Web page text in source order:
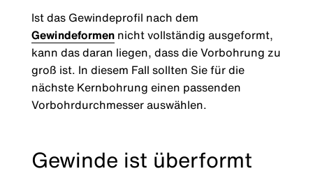
Ist das Gewindeprofil nach dem
Gewindeformen nicht vollständig ausgeformt,
kann das daran liegen, dass die Vorbohrung zu
groß ist. In diesem Fall sollten Sie für die
nächste Kernbohrung einen passenden
Vorbohrdurchmesser auswählen.
Gewinde ist überformt